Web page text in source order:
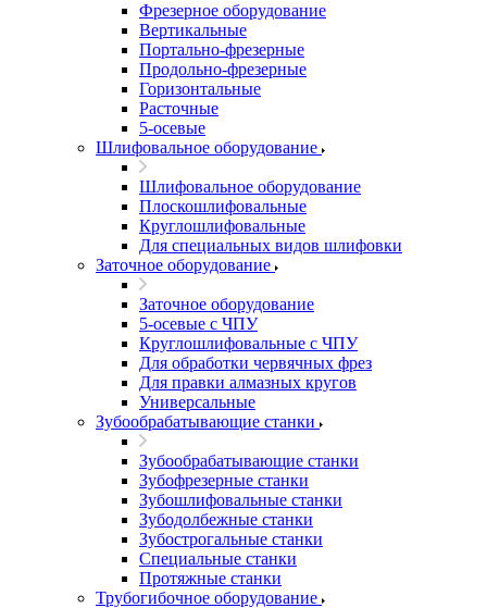
Фрезерное оборудование
Вертикальные
Портально-фрезерные
Продольно-фрезерные
Горизонтальные
Расточные
5-осевые
Шлифовальное оборудование
Шлифовальное оборудование
Плоскошлифовальные
Круглошлифовальные
Для специальных видов шлифовки
Заточное оборудование
Заточное оборудование
5-осевые с ЧПУ
Круглошлифовальные с ЧПУ
Для обработки червячных фрез
Для правки алмазных кругов
Универсальные
Зубообрабатывающие станки
Зубообрабатывающие станки
Зубофрезерные станки
Зубошлифовальные станки
Зубодолбежные станки
Зубострогальные станки
Специальные станки
Протяжные станки
Трубогибочное оборудование